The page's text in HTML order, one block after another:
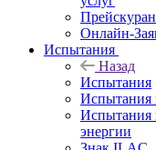
Онлайн-
Испытания
Назад
Испытания
Испытания
Испытания
энергии